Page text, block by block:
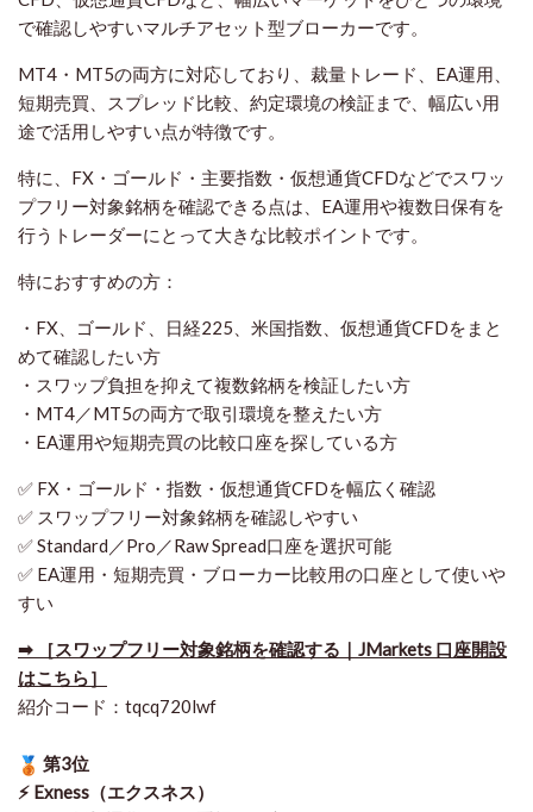
で確認しやすいマルチアセット型ブローカーです。
MT4・MT5の両方に対応しており、裁量トレード、EA運用、
短期売買、スプレッド比較、約定環境の検証まで、幅広い用
途で活用しやすい点が特徴です。
特に、FX・ゴールド・主要指数・仮想通貨CFDなどでスワッ
プフリー対象銘柄を確認できる点は、EA運用や複数日保有を
行うトレーダーにとって大きな比較ポイントです。
特におすすめの方：
・FX、ゴールド、日経225、米国指数、仮想通貨CFDをまと
めて確認したい方
・スワップ負担を抑えて複数銘柄を検証したい方
・MT4／MT5の両方で取引環境を整えたい方
・EA運用や短期売買の比較口座を探している方
✅ FX・ゴールド・指数・仮想通貨CFDを幅広く確認
✅ スワップフリー対象銘柄を確認しやすい
✅ Standard／Pro／Raw Spread口座を選択可能
✅ EA運用・短期売買・ブローカー比較用の口座として使いや
すい
➡ ［スワップフリー対象銘柄を確認する｜JMarkets 口座開設
はこちら］
紹介コード：tqcq720lwf
第3位
⚡ Exness（エクスネス）